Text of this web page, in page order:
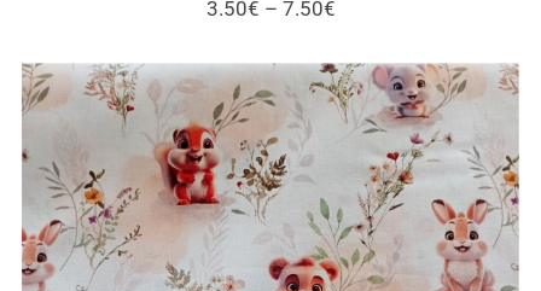
3.50€ – 7.50€Price
through
7.50€